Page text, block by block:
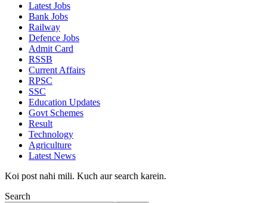
Latest Jobs
Bank Jobs
Railway
Defence Jobs
Admit Card
RSSB
Current Affairs
RPSC
SSC
Education Updates
Govt Schemes
Result
Technology
Agriculture
Latest News
Koi post nahi mili. Kuch aur search karein.
Search